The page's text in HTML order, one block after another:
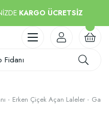
KARGO ÜCRETSİZ
Erken Çiçek Açan Laleler